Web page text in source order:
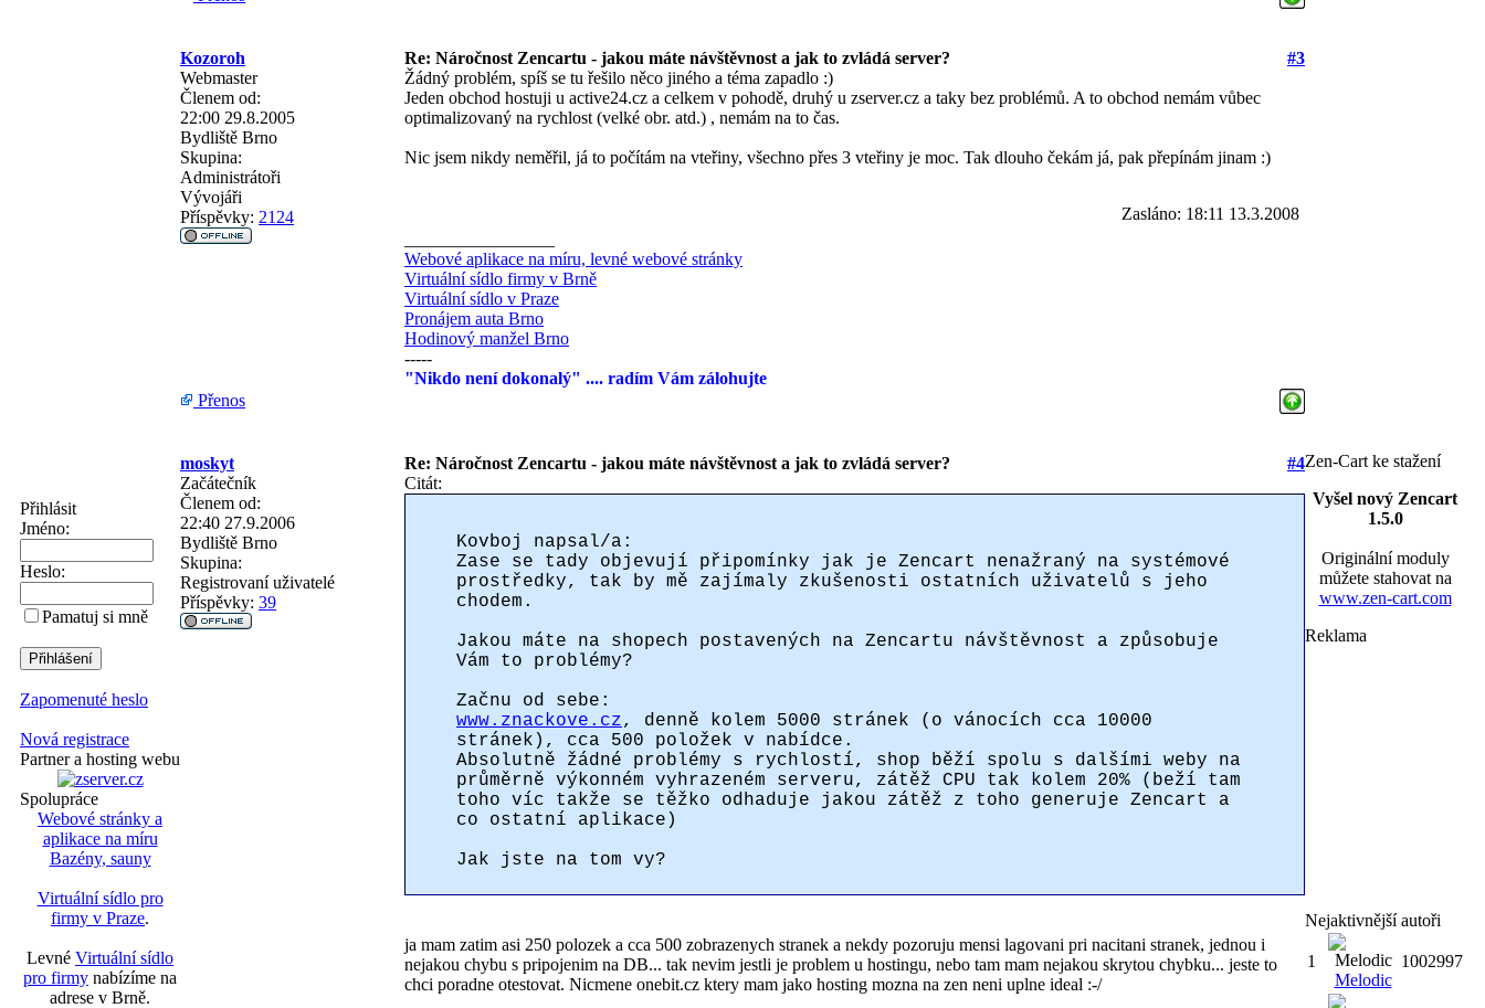
Přihlásit
Jméno:
Heslo:
Pamatuj si mně
Zapomenuté heslo
Nová registrace
Partner a hosting webu
Spolupráce
Webové stránky a
aplikace na míru
Bazény, sauny
Virtuální sídlo pro
firmy v Praze.
Levné Virtuální sídlo
pro firmy nabízíme na
adrese v Brně.
Kozoroh Re: Náročnost Zencartu - jakou máte návštěvnost a jak to zvládá server?
#3
Webmaster
Členem od:
22:00 29.8.2005
Bydliště Brno
Skupina:
Administrátoři
Vývojáři
Příspěvky: 2124
Žádný problém, spíš se tu řešilo něco jiného a téma zapadlo :)
Jeden obchod hostuji u active24.cz a celkem v pohodě, druhý u zserver.cz a taky bez problémů. A to obchod nemám vůbec
optimalizovaný na rychlost (velké obr. atd.) , nemám na to čas.
Nic jsem nikdy neměřil, já to počítám na vteřiny, všechno přes 3 vteřiny je moc. Tak dlouho čekám já, pak přepínám jinam :)
Zasláno: 18:11 13.3.2008
Webové aplikace na míru, levné webové stránky
Virtuální sídlo firmy v Brně
Virtuální sídlo v Praze
Pronájem auta Brno
Hodinový manžel Brno
-----
"Nikdo není dokonalý" .... radím Vám zálohujte
Přenos
moskyt Re: Náročnost Zencartu - jakou máte návštěvnost a jak to zvládá server?
#4
Začátečník
Členem od:
22:40 27.9.2006
Bydliště Brno
Skupina:
Registrovaní uživatelé
Příspěvky: 39
Citát:
Kovboj napsal/a:
Zase se tady objevují připomínky jak je Zencart nenažraný na systémové
prostředky, tak by mě zajímaly zkušenosti ostatních uživatelů s jeho
chodem.
Jakou máte na shopech postavených na Zencartu návštěvnost a způsobuje
Vám to problémy?
Začnu od sebe:
www.znackove.cz, denně kolem 5000 stránek (o vánocích cca 10000
stránek), cca 500 položek v nabídce.
Absolutně žádné problémy s rychlostí, shop běží spolu s dalšími weby na
průměrně výkonném vyhrazeném serveru, zátěž CPU tak kolem 20% (beží tam
toho víc takže se těžko odhaduje jakou zátěž z toho generuje Zencart a
co ostatní aplikace)
Jak jste na tom vy?
ja mam zatim asi 250 polozek a cca 500 zobrazenych stranek a nekdy pozoruju mensi lagovani pri nacitani stranek, jednou i
nejakou chybu s pripojenim na DB... tak nevim jestli je problem u hostingu, nebo tam mam nejakou skrytou chybku... jeste to
chci poradne otestovat. Nicmene onebit.cz ktery mam jako hosting mozna na zen neni uplne ideal :-/
Zen-Cart ke stažení
Vyšel nový Zencart
1.5.0
Originální moduly
můžete stahovat na
www.zen-cart.com
Reklama
Nejaktivnější autoři
1
Melodic
1002997